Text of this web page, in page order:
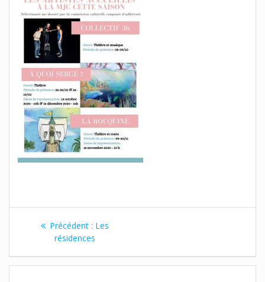
Navigation
l’article
Précédent : Article
Les
résidences